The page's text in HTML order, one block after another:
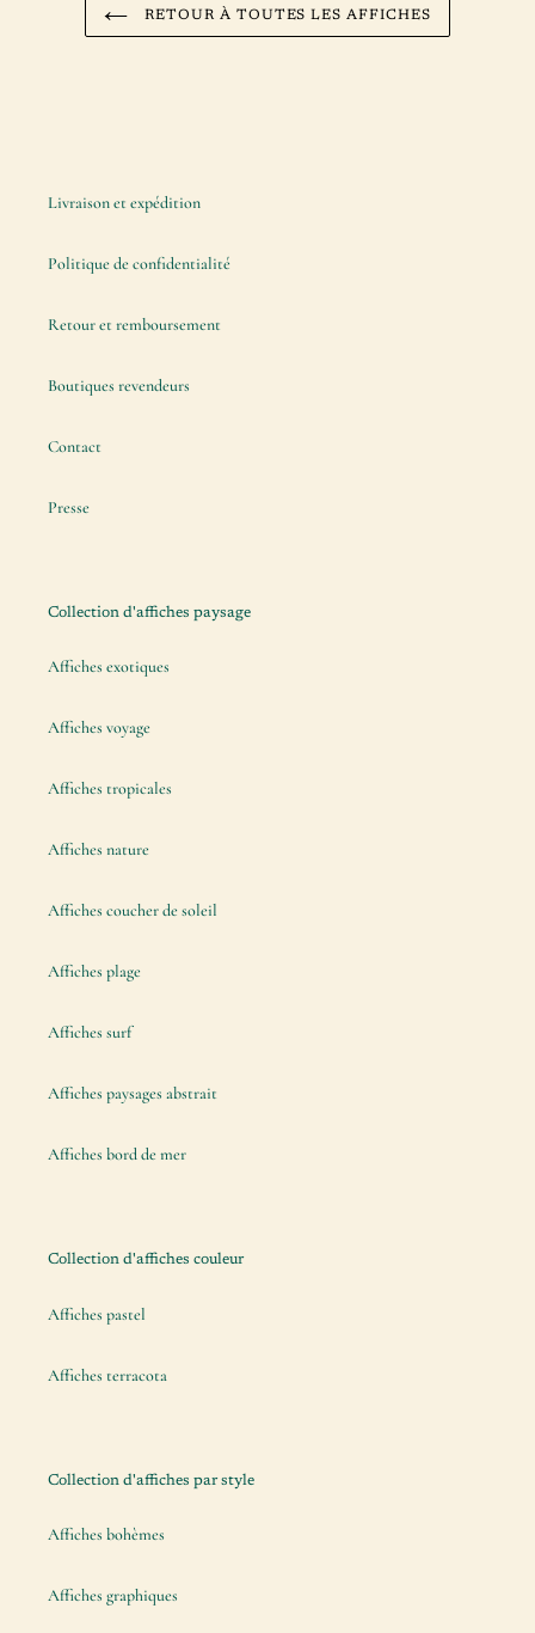
RETOUR À TOUTES LES AFFICHES
Livraison et expédition
Politique de confidentialité
Retour et remboursement
Boutiques revendeurs
Contact
Presse
Collection d'affiches paysage
Affiches exotiques
Affiches voyage
Affiches tropicales
Affiches nature
Affiches coucher de soleil
Affiches plage
Affiches surf
Affiches paysages abstrait
Affiches bord de mer
Collection d'affiches couleur
Affiches pastel
Affiches terracota
Collection d'affiches par style
Affiches bohèmes
Affiches graphiques